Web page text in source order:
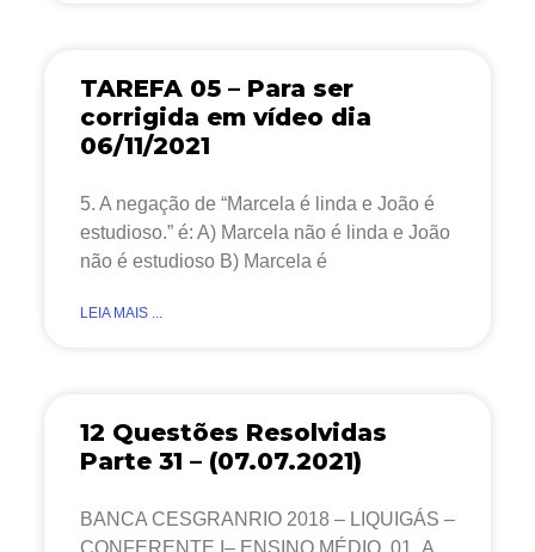
TAREFA 05 – Para ser
corrigida em vídeo dia
06/11/2021
5. A negação de “Marcela é linda e João é
estudioso.” é: A) Marcela não é linda e João
não é estudioso B) Marcela é
LEIA MAIS ...
12 Questões Resolvidas
Parte 31 – (07.07.2021)
BANCA CESGRANRIO 2018 – LIQUIGÁS –
CONFERENTE I– ENSINO MÉDIO 01. A